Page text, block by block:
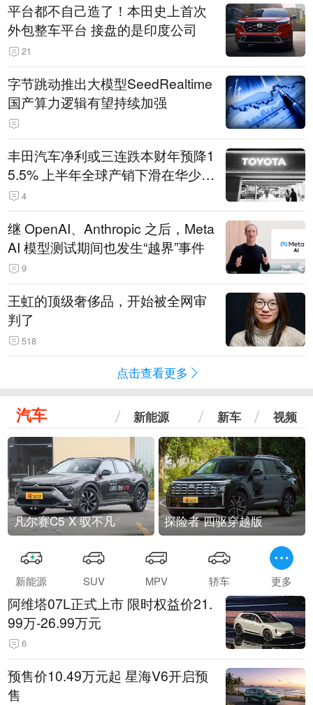
平台都不自己造了！本田史上首次
外包整车平台 接盘的是印度公司
21
字节跳动推出大模型SeedRealtime
国产算力逻辑有望持续加强
丰田汽车净利或三连跌本财年预降1
5.5% 上半年全球产销下滑在华少卖
14.3万辆
4
继 OpenAI、Anthropic 之后，Meta
AI 模型测试期间也发生“越界”事件
9
王虹的顶级奢侈品，开始被全网审
判了
518
点击查看更多
汽车 新能源 新车 视频
凡尔赛C5 X 驭不凡 探险者 四驱穿越版
新能源 SUV MPV 轿车 更多
阿维塔07L正式上市 限时权益价21.
99万-26.99万元
6
预售价10.49万元起 星海V6开启预
售